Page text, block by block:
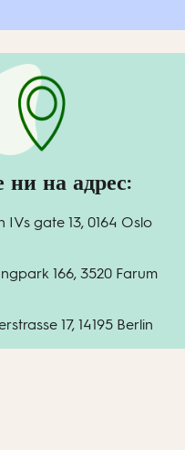
ни на адрес:
gate 13, 0164 Oslo
166, 3520 Farum
17, 14195 Berlin